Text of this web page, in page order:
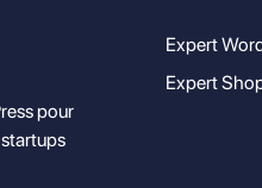
pour
Expert
Expert